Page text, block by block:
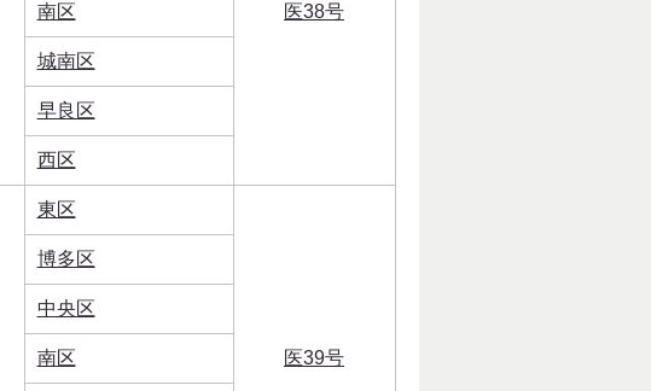
医38号
南区
城南区
早良区
西区
東区
医39号
博多区
中央区
南区